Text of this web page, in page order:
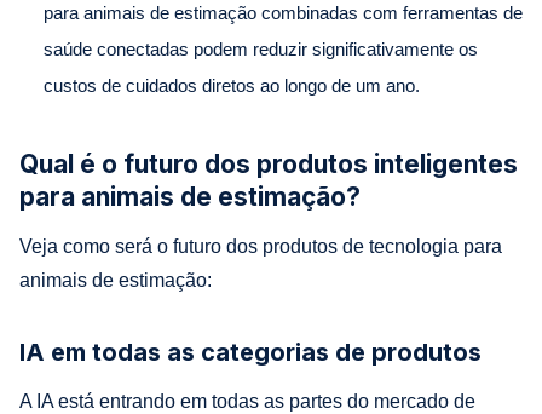
para animais de estimação combinadas com ferramentas de
saúde conectadas podem reduzir significativamente os
custos de cuidados diretos ao longo de um ano.
Qual é o futuro dos produtos inteligentes
para animais de estimação?
Veja como será o futuro dos produtos de tecnologia para
animais de estimação:
IA em todas as categorias de produtos
A IA está entrando em todas as partes do mercado de